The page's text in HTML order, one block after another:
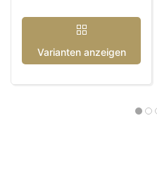
Varianten anzeigen